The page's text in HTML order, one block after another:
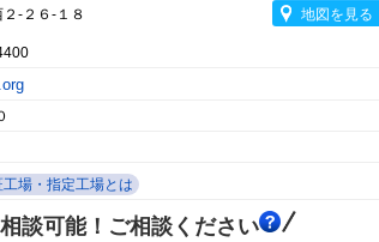
-２６-１８ 地図を見る
工場・指定工場とは
談可能！ご相談ください